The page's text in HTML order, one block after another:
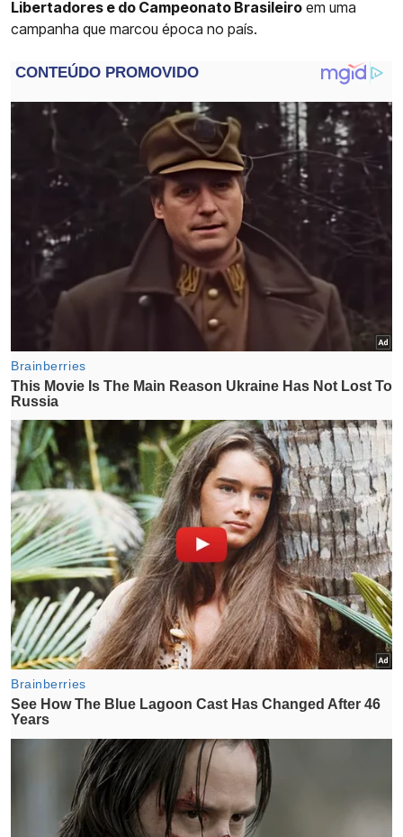
Libertadores e do Campeonato Brasileiro em uma
campanha que marcou época no país.